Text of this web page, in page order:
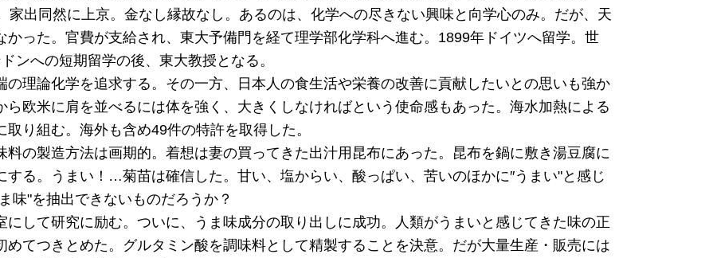
出同然に上京。金なし縁故なし。あるのは、化学への尽きない興味と向学心のみ。だが、天
った。官費が支給され、東大予備門を経て理学部化学科へ進む。1899年ドイツへ留学。世
ンへの短期留学の後、東大教授となる。
理論化学を追求する。その一方、日本人の食生活や栄養の改善に貢献したいとの思いも強か
欧米に肩を並べるには体を強く、大きくしなければという使命感もあった。海水加熱による
り組む。海外も含め49件の特許を取得した。
の製造方法は画期的。着想は妻の買ってきた出汁用昆布にあった。昆布を鍋に敷き湯豆腐に
する。うまい！…菊苗は確信した。甘い、塩からい、酸っぱい、苦いのほかに″うまい"と感じ
味"を抽出できないものだろうか？
して研究に励む。ついに、うま味成分の取り出しに成功。人類がうまいと感じてきた味の正
てつきとめた。グルタミン酸を調味料として精製することを決意。だが大量生産・販売には